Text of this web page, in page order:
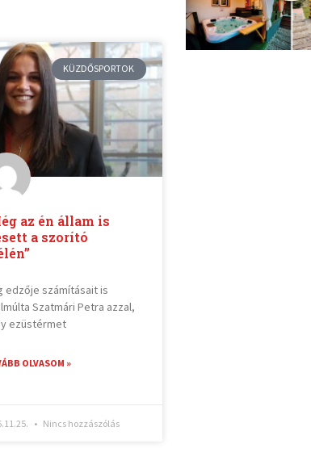
KÜZDŐSPORTOK
az én állam is
a szorító
edzője számításait is
Szatmári Petra azzal,
ezüstérmet
OLVASOM »
Nincs hozzászólás